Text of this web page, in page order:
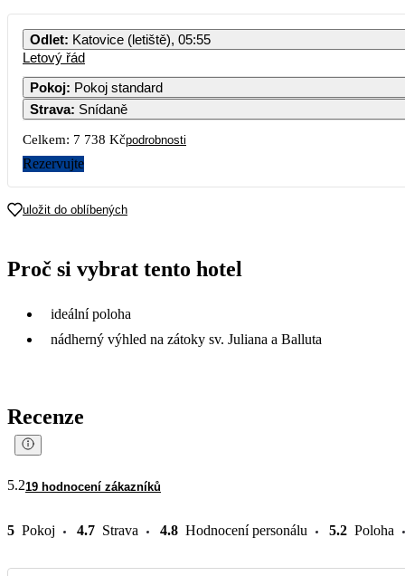
Odlet: Katovice (letiště), 05:55
Letový řád
Pokoj: Pokoj standard
Strava: Snídaně
Celkem: 7 738 Kčpodrobnosti
Rezervujte
uložit do oblíbených
Proč si vybrat tento hotel
ideální poloha
nádherný výhled na zátoky sv. Juliana a Balluta
Recenze
5.219 hodnocení zákazníků
5 Pokoj 4.7 Strava 4.8 Hodnocení personálu 5.2 Poloha